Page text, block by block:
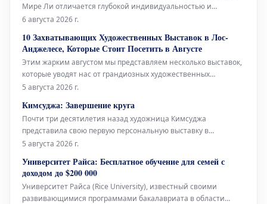
Мире Ли отличается глубокой индивидуальностью и
своеобразным подходом к искусству. Ее работы погружают
пространства, полные необычных форм и концепций, которые
бросают вызов привычном
6 августа 2026 г.
10 Захватывающих Художественных Выставок в Лос-
Анджелесе, Которые Стоит Посетить в Августе
Этим жарким августом мы представляем несколько выставок,
которые уводят нас от грандиозных художественных
высказываний в сторону более интимного, личного и
«вмешательства» Спенсера Финча — небольшие,
раскрашенные и коллажированные чудеса, созда
5 августа 2026 г.
Кимсуджа: Завершение круга
Почти три десятилетия назад художница Кимсуджа
представила свою первую персональную выставку в
Северной Америке под названием «Поле прачечной/Вшивая
Оквилла — музее современного искусства в богатом городе
на озере Онтарио, располож
5 августа 2026 г.
Университет Райса: Бесплатное обучение для семей с
доходом до $200 000
Университет Райса (Rice University), известный своими
развивающимися программами бакалавриата в области